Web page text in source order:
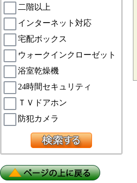
二階以上
インターネット対応
宅配ボックス
ウォークインクローゼット
浴室乾燥機
24時間セキュリティ
ＴＶドアホン
防犯カメラ